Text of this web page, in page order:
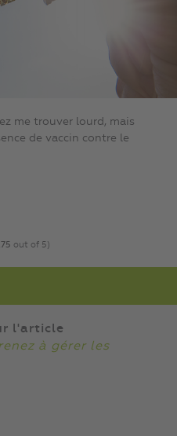
me trouver lourd, mais
de vaccin contre le
out of 5)
l'article
à gérer les